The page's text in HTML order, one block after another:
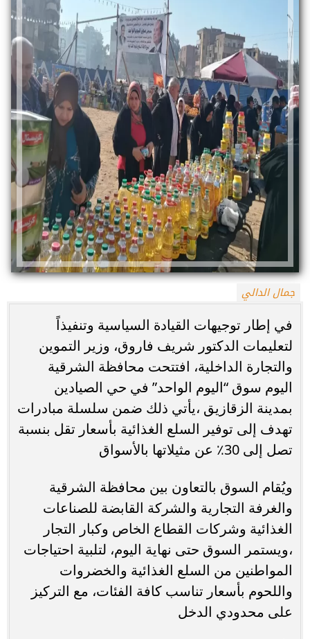
جمال الدالي
في إطار توجيهات القيادة السياسية وتنفيذاً
لتعليمات الدكتور شريف فاروق، وزير التموين
والتجارة الداخلية، افتتحت محافظة الشرقية
اليوم سوق “اليوم الواحد” في حي الصيادين
بمدينة الزقازيق ،يأتي ذلك ضمن سلسلة مبادرات
تهدف إلى توفير السلع الغذائية بأسعار تقل بنسبة
تصل إلى 30٪ عن مثيلاتها بالأسواق
ويُقام السوق بالتعاون بين محافظة الشرقية
والغرفة التجارية والشركة القابضة للصناعات
الغذائية وشركات القطاع الخاص وكبار التجار
،ويستمر السوق حتى نهاية اليوم، لتلبية احتياجات
المواطنين من السلع الغذائية والخضروات
واللحوم بأسعار تناسب كافة الفئات، مع التركيز
على محدودي الدخل